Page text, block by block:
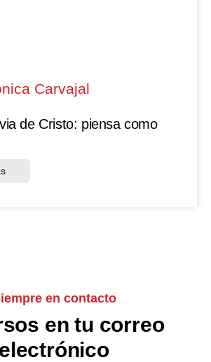
Carvajal
de Cristo: piensa como
en contacto
en tu correo
electrónico